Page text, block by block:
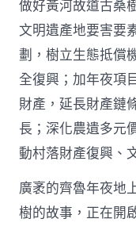
做好黃河故道古桑
文明遺產地要害要
劃，樹立生態抵償
全復興；加年夜項
財產，延長財產鏈
長；深化農遺多元
動村落財產復興、
廣袤的齊魯年夜地
樹的故事，正在開